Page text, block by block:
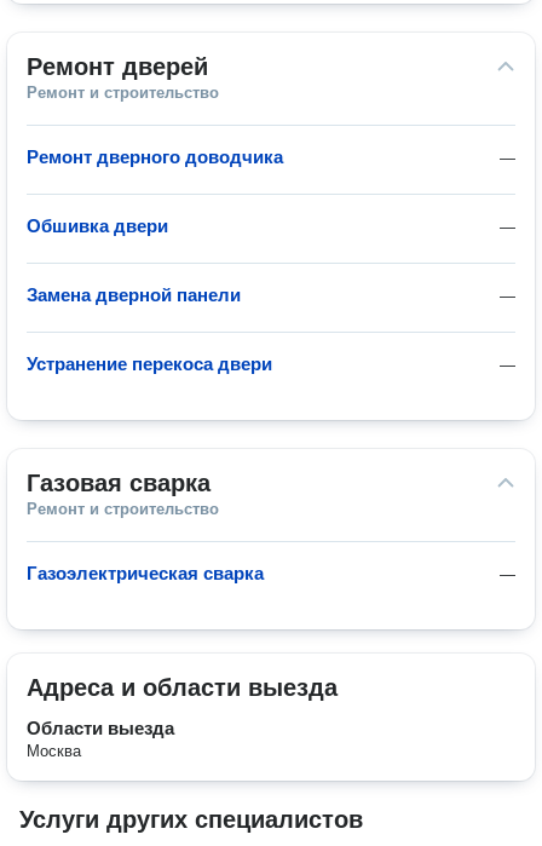
Ремонт дверей
Ремонт и строительство
—
Ремонт дверного доводчика
—
Обшивка двери
—
Замена дверной панели
—
Устранение перекоса двери
Газовая сварка
Ремонт и строительство
—
Газоэлектрическая сварка
Адреса и области выезда
Области выезда
Москва
Услуги других специалистов